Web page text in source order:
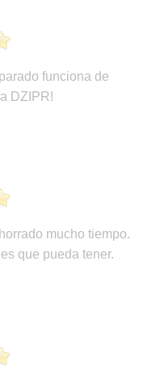
funciona de
DZIPR!
mucho tiempo.
que pueda tener.